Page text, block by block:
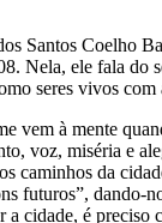
Santos Coelho
Nela, ele fala do
seres vivos
vem à mente
voz, miséria e
caminhos da
futuros”, dando-
a cidade, é